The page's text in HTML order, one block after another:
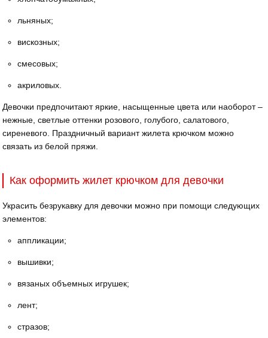
льняных;
вискозных;
смесовых;
акриловых.
Девочки предпочитают яркие, насыщенные цвета или наоборот –
нежные, светлые оттенки розового, голубого, салатового,
сиреневого. Праздничный вариант жилета крючком можно
связать из белой пряжи.
Как оформить жилет крючком для девочки
Украсить безрукавку для девочки можно при помощи следующих
элементов:
аппликации;
вышивки;
вязаных объемных игрушек;
лент;
стразов;